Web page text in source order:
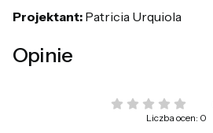
Projektant: Patricia Urquiola
Opinie
Liczba ocen: 0